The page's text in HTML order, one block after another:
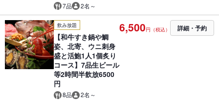
7品 2名～
飲み放題
【和牛すき鍋や鯛
姿、北寄、ウニ刺身
盛と活鮑1人1個炙り
コース】7品生ビール
等2時間半飲放6500
円
8品 2名～
6,500円（税込） 詳細・予約